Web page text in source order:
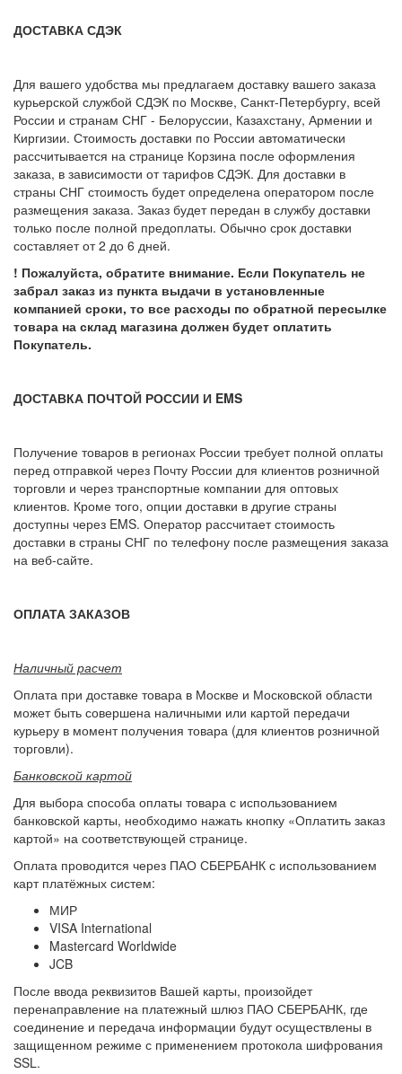
ДОСТАВКА СДЭК
Для вашего удобства мы предлагаем доставку вашего заказа
курьерской службой СДЭК по Москве, Санкт-Петербургу, всей
России и странам СНГ - Белоруссии, Казахстану, Армении и
Киргизии. Стоимость доставки по России автоматически
рассчитывается на странице Корзина после оформления
заказа, в зависимости от тарифов СДЭК. Для доставки в
страны СНГ стоимость будет определена оператором после
размещения заказа. Заказ будет передан в службу доставки
только после полной предоплаты. Обычно срок доставки
составляет от 2 до 6 дней.
! Пожалуйста, обратите внимание. Если Покупатель не
забрал заказ из пункта выдачи в установленные
компанией сроки, то все расходы по обратной пересылке
товара на склад магазина должен будет оплатить
Покупатель.
ДОСТАВКА ПОЧТОЙ РОССИИ И EMS
Получение товаров в регионах России требует полной оплаты
перед отправкой через Почту России для клиентов розничной
торговли и через транспортные компании для оптовых
клиентов. Кроме того, опции доставки в другие страны
доступны через EMS. Оператор рассчитает стоимость
доставки в страны СНГ по телефону после размещения заказа
на веб-сайте.
ОПЛАТА ЗАКАЗОВ
Наличный расчет
Оплата при доставке товара в Москве и Московской области
может быть совершена наличными или картой передачи
курьеру в момент получения товара (для клиентов розничной
торговли).
Банковской картой
Для выбора способа оплаты товара с использованием
банковской карты, необходимо нажать кнопку «Оплатить заказ
картой» на соответствующей странице.
Оплата проводится через ПАО СБЕРБАНК с использованием
карт платёжных систем:
МИР
VISA International
Mastercard Worldwide
JCB
После ввода реквизитов Вашей карты, произойдет
перенаправление на платежный шлюз ПАО СБЕРБАНК, где
соединение и передача информации будут осуществлены в
защищенном режиме с применением протокола шифрования
SSL.